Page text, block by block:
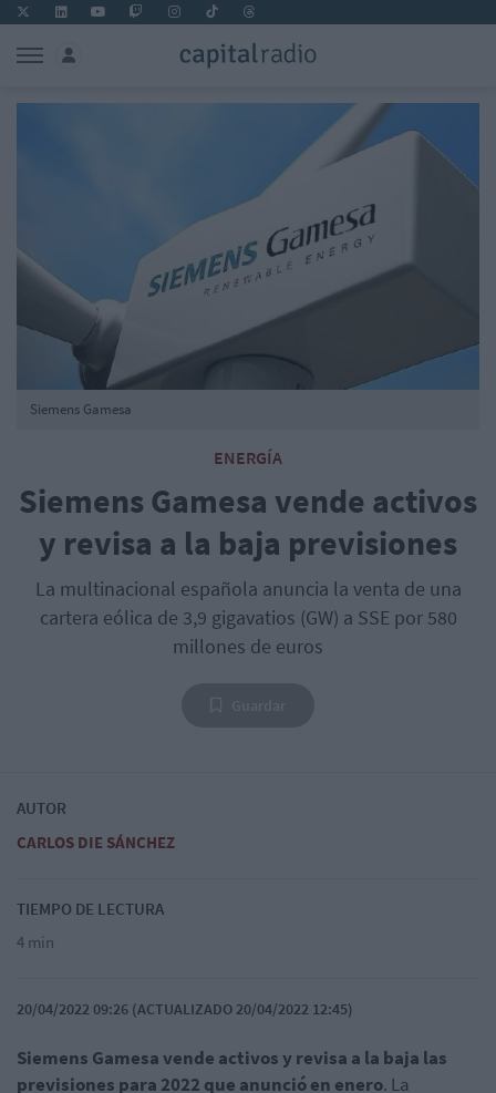
ENERGÍA
Siemens Gamesa vende activos
y revisa a la baja previsiones
La multinacional española anuncia la venta de una
cartera eólica de 3,9 gigavatios (GW) a SSE por 580
millones de euros
Siemens Gamesa
AUTOR
CARLOS DIE SÁNCHEZ
TIEMPO DE LECTURA
4 min
20/04/2022 09:26 (ACTUALIZADO 20/04/2022 12:45)
Siemens Gamesa vende activos y revisa a la baja las
previsiones para 2022 que anunció en enero. La